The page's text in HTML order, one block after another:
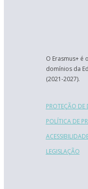
O Erasmus+ é
domínios da
(2021-2027).
PROTEÇÃO DE
POLÍTICA DE
LEGISLAÇÃO